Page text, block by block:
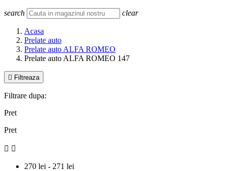
search clear
Acasa
Prelate auto
Prelate auto ALFA ROMEO
Prelate auto ALFA ROMEO 147
 Filtreaza
Filtrare dupa:
Pret
Pret
 
270 lei - 271 lei